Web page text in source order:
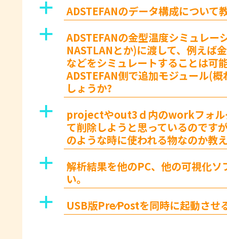
a ADSTEFANのデータ構成について
a
ADSTEFANの金型温度シミュレー
NASTLANとか)に渡して、例えば
などをシミュレートすることは可
ADSTEFAN側で追加モジュール(
しょうか?
a
projectやout3ｄ内のworkフォル
て削除しようと思っているのです
のような時に使われる物なのか教
a
解析結果を他のPC、他の可視化
い。
a USB版Pre⁄Postを同時に起動させ